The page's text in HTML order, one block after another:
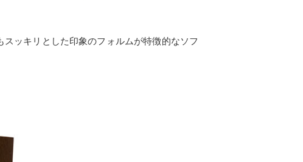
ッキリとした印象のフォルムが特徴的なソフ